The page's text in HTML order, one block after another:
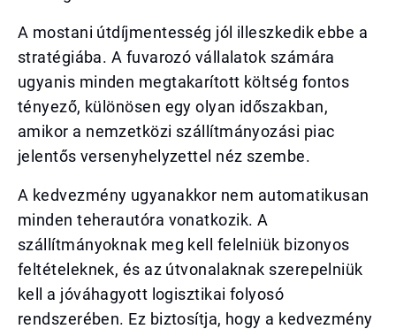
A mostani útdíjmentesség jól illeszkedik ebbe a
stratégiába. A fuvarozó vállalatok számára
ugyanis minden megtakarított költség fontos
tényező, különösen egy olyan időszakban,
amikor a nemzetközi szállítmányozási piac
jelentős versenyhelyzettel néz szembe.
A kedvezmény ugyanakkor nem automatikusan
minden teherautóra vonatkozik. A
szállítmányoknak meg kell felelniük bizonyos
feltételeknek, és az útvonalaknak szerepelniük
kell a jóváhagyott logisztikai folyosó
rendszerében. Ez biztosítja, hogy a kedvezmény